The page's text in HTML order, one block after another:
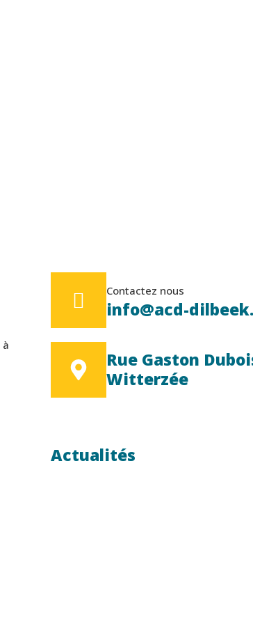
à
Contactez nous
info@acd-
Rue Gaston
Witterzée
Actualités